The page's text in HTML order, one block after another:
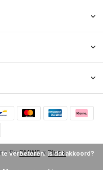
ByDMWSx Plus+
verbeteren. Is dat akkoord?